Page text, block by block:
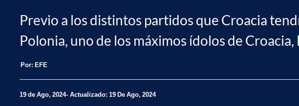
Previo a los distintos partidos que Croacia
Polonia, uno de los máximos ídolos de
Por: EFE
19 de Ago, 2024 Actualizado: 19 De Ago, 2024